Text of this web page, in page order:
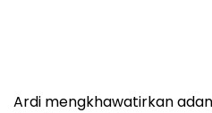
Ardi mengkhawatirkan